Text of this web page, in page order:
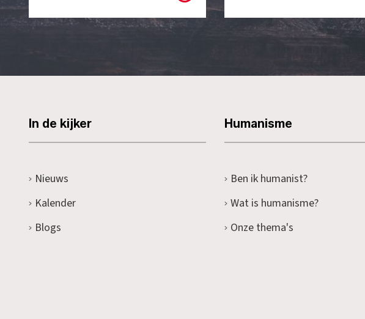
In de kijker
Nieuws
Kalender
Blogs
Humanisme
Ben ik humanist?
Wat is humanisme?
Onze thema's